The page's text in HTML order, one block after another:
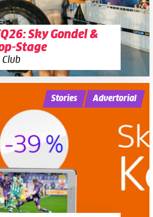
Sky Gondel &
Stage
Stories Advertorial